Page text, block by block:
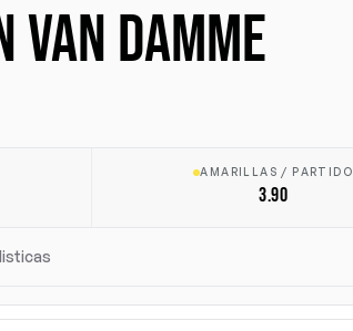
VAN DAMME
AMARILLAS / PARTIDO
3.90